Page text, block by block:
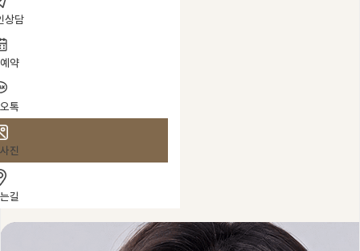
형
술
상담
약
톡
진
길
병원 둘러보기
연골입자 턱끝성형